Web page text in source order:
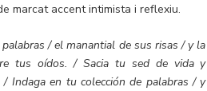
marcat accent intimista i reflexiu.
/ el manantial de sus risas / y la
tus oídos. / Sacia tu sed de vida y
Indaga en tu colección de palabras / y